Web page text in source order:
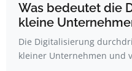
Was bedeutet die
kleine
Die Digitalisierung
kleiner Unternehmen und